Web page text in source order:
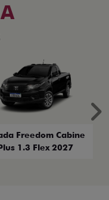
Freedom Cabine
1.3 Flex 2027